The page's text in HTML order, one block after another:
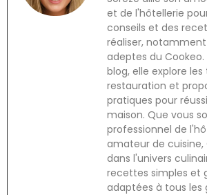
et de l'hôtellerie
conseils et des
réaliser,
adeptes du Cookeo.
blog, elle explore
restauration et
pratiques pour
maison. Que vous
professionnel de
amateur de cuisine,
dans l'univers
recettes simples et
adaptées à tous les